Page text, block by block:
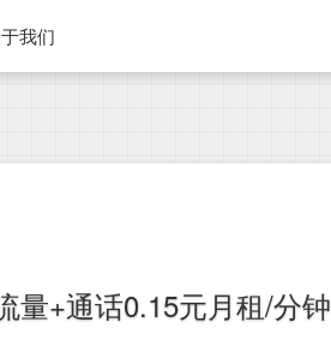
我们
量+通话0.15元月租/分钟